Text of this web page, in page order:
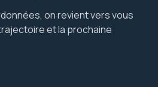
on revient vers vous
et la prochaine